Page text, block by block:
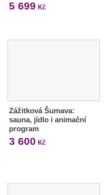
5 699 Kč
Zážitková Šumava:
sauna, jídlo i animační
program
3 600 Kč